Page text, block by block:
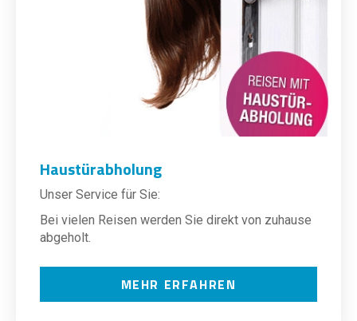
Haustürabholung
Unser Service für Sie:
Bei vielen Reisen werden Sie direkt von zuhause
abgeholt.
MEHR ERFAHREN